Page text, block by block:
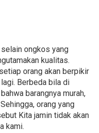
ongkos yang
kualitas.
orang akan berpikir
Berbeda bila di
barangnya murah,
orang yang
Kita jamin tidak akan
kami.